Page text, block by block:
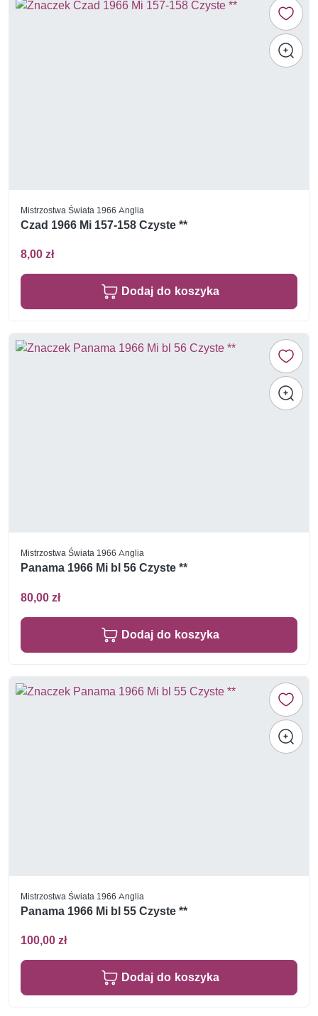
Mistrzostwa Świata 1966 Anglia
Czad 1966 Mi 157-158 Czyste **
8,00 zł
Dodaj do koszyka
Mistrzostwa Świata 1966 Anglia
Panama 1966 Mi bl 56 Czyste **
80,00 zł
Dodaj do koszyka
Mistrzostwa Świata 1966 Anglia
Panama 1966 Mi bl 55 Czyste **
100,00 zł
Dodaj do koszyka